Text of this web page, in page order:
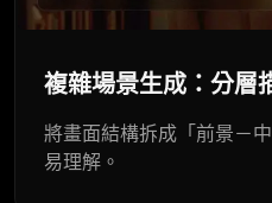
複雜場景生成：分層
將畫面結構拆成「前景－
易理解。